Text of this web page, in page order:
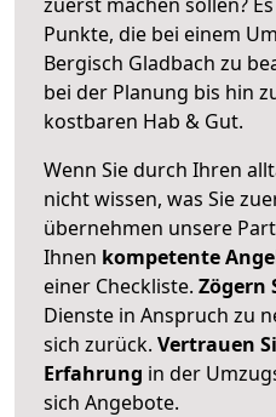
Punkte, die bei einem
Bergisch Gladbach zu
bei der Planung bis hin
kostbaren Hab & Gut.
Wenn Sie durch Ihren
nicht wissen, was Sie
übernehmen unsere
Ihnen kompetente
einer Checkliste. Zögern
Dienste in Anspruch zu
sich zurück. Vertrauen
Erfahrung in der
sich Angebote.